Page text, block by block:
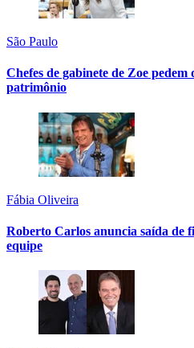
São Paulo
Chefes de gabinete de Zoe pedem
patrimônio
Fábia Oliveira
Roberto Carlos anuncia saída de
equipe